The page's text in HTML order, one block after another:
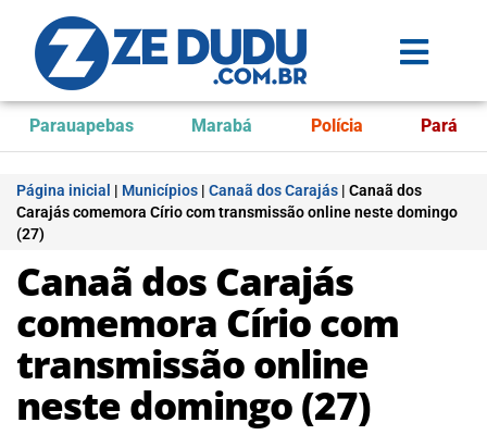
Parauapebas Marabá Polícia Pará
Página inicial | Municípios | Canaã dos Carajás | Canaã dos
Carajás comemora Círio com transmissão online neste domingo
(27)
Canaã dos Carajás
comemora Círio com
transmissão online
neste domingo (27)